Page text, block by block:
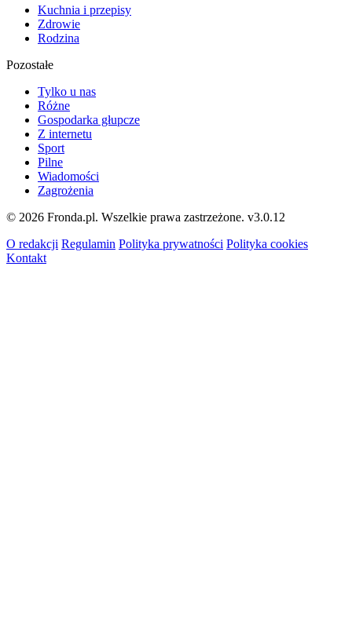
Kuchnia i przepisy
Zdrowie
Rodzina
Pozostałe
Tylko u nas
Różne
Gospodarka głupcze
Z internetu
Sport
Pilne
Wiadomości
Zagrożenia
© 2026 Fronda.pl. Wszelkie prawa zastrzeżone. v3.0.12
O redakcji Regulamin Polityka prywatności Polityka cookies
Kontakt